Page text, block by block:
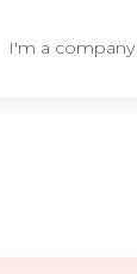
I'm a company